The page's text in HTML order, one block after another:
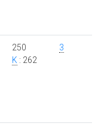
250
K : 262
3